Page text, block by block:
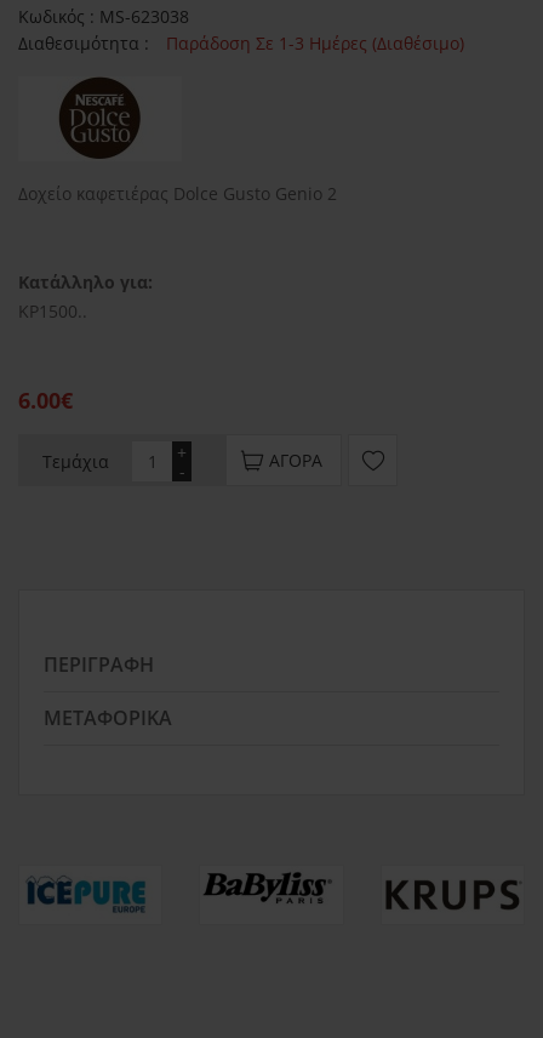
Κωδικός : MS-623038
Διαθεσιμότητα :
Παράδοση Σε 1-3 Ημέρες (Διαθέσιμο)
Δοχείο καφετιέρας Dolce Gusto Genio 2
Κατάλληλο για:
KP1500..
6.00€
Τεμάχια -
+ ΑΓΟΡΆ
ΠΕΡΙΓΡΑΦΉ
ΜΕΤΑΦΟΡΙΚΆ